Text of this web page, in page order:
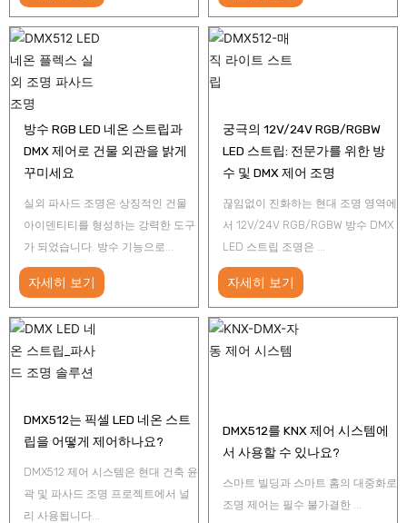
방수 RGB LED 네온 스트립과
DMX 제어로 건물 외관을 밝게
꾸미세요
실외 파사드 조명은 상징적인 건물
아이덴티티를 형성하는 강력한 도구
가 되었습니다. 방수 기능으로...
자세히 보기
궁극의 12V/24V RGB/RGBW
LED 스트립: 전문가를 위한 방
수 및 DMX 제어 조명
끊임없이 진화하는 현대 조명 영역에
서 12V/24V RGB/RGBW 방수 DMX
LED 스트립 조명은 ...
자세히 보기
DMX512는 픽셀 LED 네온 스트
립을 어떻게 제어하나요?
DMX512 제어 시스템은 현대 건축 윤
곽 및 파사드 조명 프로젝트에서 널
리 사용됩니다...
DMX512를 KNX 제어 시스템에
서 사용할 수 있나요?
스마트 빌딩과 스마트 홈의 대중화로
조명 제어는 필수 불가결한 ...